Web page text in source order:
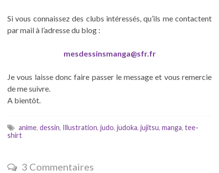
Si vous connaissez des clubs intéressés, qu’ils me contactent
par mail à l’adresse du blog :
mesdessinsmanga@sfr.fr
Je vous laisse donc faire passer le message et vous remercie
de me suivre.
A bientôt.
anime, dessin, Illustration, judo, judoka, jujitsu, manga, tee-
shirt
3 Commentaires